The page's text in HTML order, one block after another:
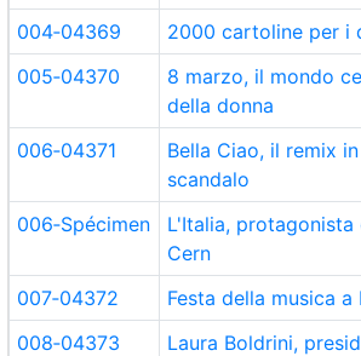
004‑04369
2000 cartoline per i
005‑04370
8 marzo, il mondo
della donna
006‑04371
Bella Ciao, il remix
scandalo
006‑Spécimen
L'Italia, protagonista
Cern
007‑04372
Festa della musica a
008‑04373
Laura Boldrini,